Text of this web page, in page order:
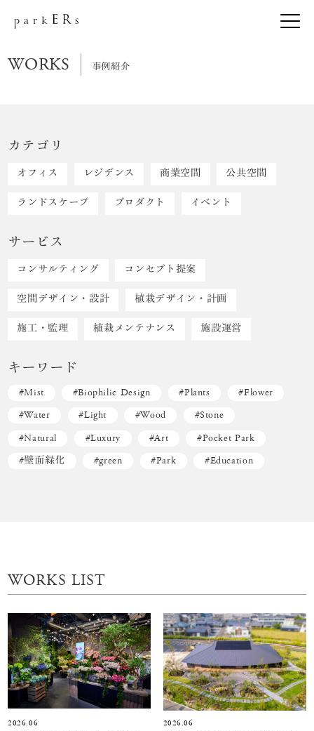
WORKS 事例紹介
カテゴリ
オフィス レジデンス 商業空間 公共空間
ランドスケープ プロダクト イベント
サービス
コンサルティング コンセプト提案
空間デザイン・設計 植栽デザイン・計画
施工・監理 植栽メンテナンス 施設運営
キーワード
Mist Biophilic Design Plants
Flower
Water
Light Wood
Stone
Natural
Luxury Art
Pocket Park
壁面緑化
green Park Education
WORKS LIST
2026.06 2026.06